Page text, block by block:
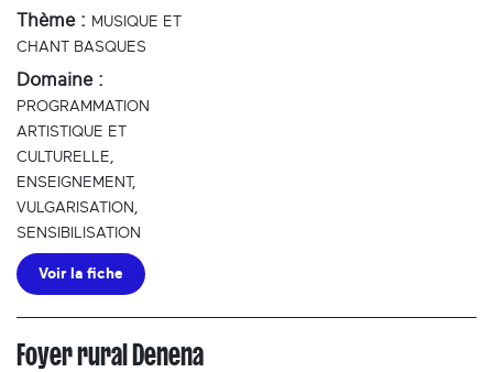
Thème : MUSIQUE ET
CHANT BASQUES
Domaine :
PROGRAMMATION
ARTISTIQUE ET
CULTURELLE,
ENSEIGNEMENT,
VULGARISATION,
SENSIBILISATION
Voir la fiche
Foyer rural Denena